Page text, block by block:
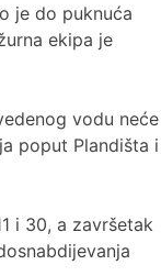
je do puknuća
ekipa je
vodu neće
poput Plandišta i
i 30, a završetak